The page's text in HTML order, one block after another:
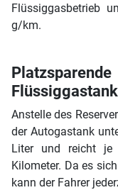
Flüssiggasbetrieb
g/km.
Flüssiggastank
Anstelle des
der Autogastank
Liter und reicht je
Kilometer. Da es sich
kann der Fahrer